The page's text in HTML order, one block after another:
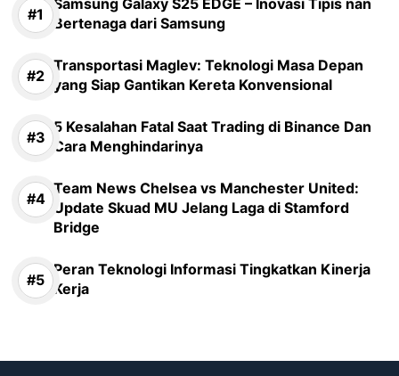
Bertenaga dari Samsung
Transportasi Maglev: Teknologi Masa Depan
yang Siap Gantikan Kereta Konvensional
5 Kesalahan Fatal Saat Trading di Binance Dan
Cara Menghindarinya
Team News Chelsea vs Manchester United:
Update Skuad MU Jelang Laga di Stamford
Bridge
Peran Teknologi Informasi Tingkatkan Kinerja
Kerja